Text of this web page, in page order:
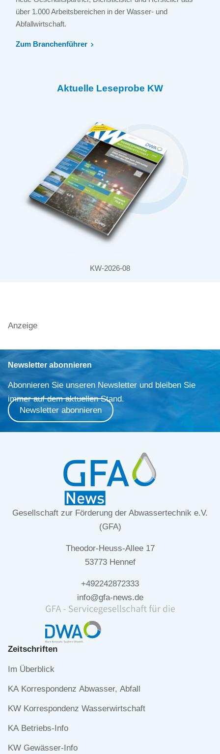
über 1.000 Arbeitsbereichen in der Wasser- und
Abfallwirtschaft.
Zum Branchenführer
Aktuelle Leseprobe KW
KW-2026-08
Anzeige
Newsletter abonnieren
Abonnieren Sie unseren Newsletter und bleiben Sie
immer auf dem aktuellen Stand.
Newsletter abonnieren
Gesellschaft zur Förderung der Abwassertechnik e.V.
(GFA)
Theodor-Heuss-Allee 17
53773 Hennef
+492242872333
info@gfa-news.de
Zeitschriften
Navigation
Im Überblick
KA Korrespondenz Abwasser, Abfall
KW Korrespondenz Wasserwirtschaft
KA Betriebs-Info
KW Gewässer-Info